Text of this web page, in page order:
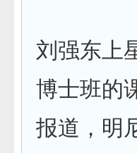
刘强东上
博士班的
报道，明